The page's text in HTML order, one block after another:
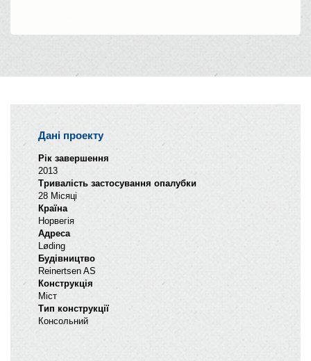
Дані проекту
Рік завершення
2013
Тривалість застосування опалубки
28 Місяці
Країна
Норвегія
Адреса
Løding
Будівництво
Reinertsen AS
Конструкція
Міст
Тип конструкції
Консольний